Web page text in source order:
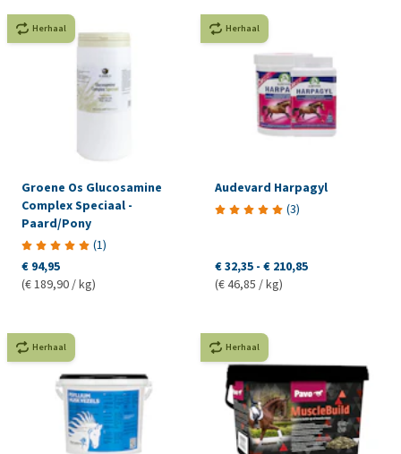
Herhaal
Groene Os Glucosamine
Complex Speciaal -
Paard/Pony
(1)
€ 94,95
(€ 189,90 / kg)
Herhaal
Audevard Harpagyl
(3)
€ 32,35 - € 210,85
(€ 46,85 / kg)
Herhaal Herhaal